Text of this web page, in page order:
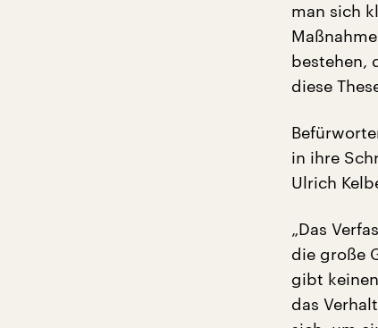
man sich
bestehen,
diese
in ihre
Ulrich
„Das
die große
gibt
das